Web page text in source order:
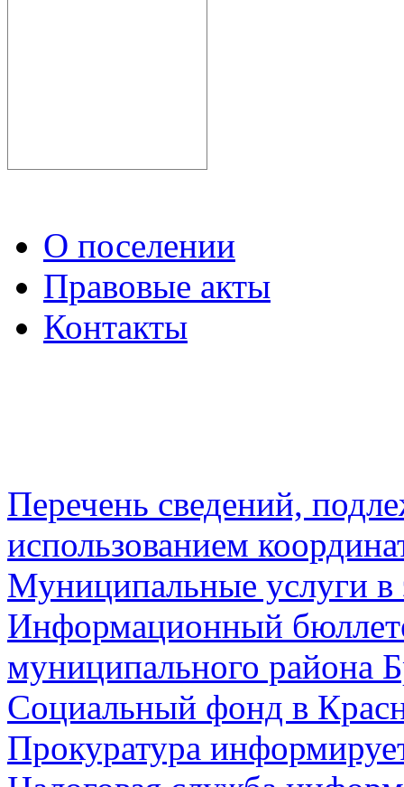
О поселении
Правовые акты
Контакты
Перечень сведений,
использованием
Муниципальные услуги в
Информационный
муниципального района
Социальный фонд в
Прокуратура